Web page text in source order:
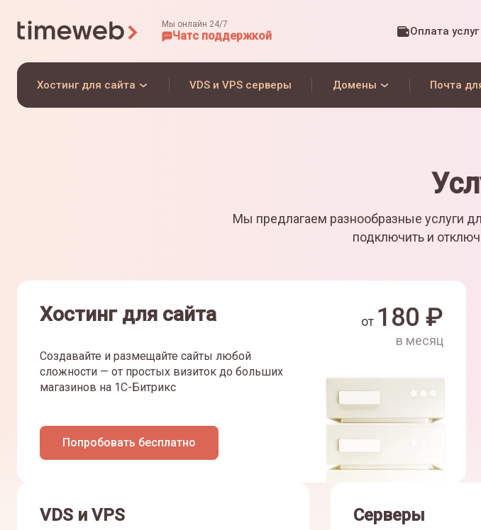
Мы онлайн 24/7
Чатс поддержкой Оплата услуг
Хостинг для сайта VDS и VPS серверы Домены Почта
Мы предлагаем разнообразные услуги
подключить и
Хостинг для сайта
Создавайте и размещайте сайты любой
сложности — от простых визиток до больших
магазинов на 1С-Битрикс
Попробовать бесплатно
от 180 ₽
в месяц
VDS и VPS Серверы